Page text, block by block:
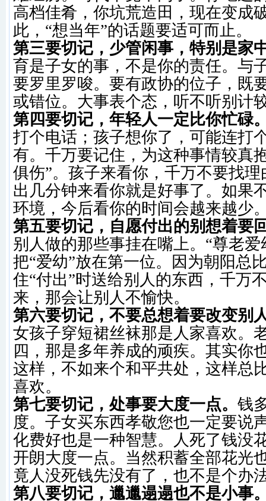
高档佳肴，你坑荒造田，现在变成
此，“想当年”的话题要适可而止。
第三要切记，少管闲事，特别是家
育是子女的事，不是你的责任。与
要罗里罗唆。要有政协的位子，既
或错位。大事表个态，听不听别计
第四要切记，年轻人一定比你忙碌
打个电话；孩子想你了，可能连打
有。千万要记住，为这种事情较真
俱伤”。孩子来看你，千万不要找
出几分钟来看你就是好事了。如果
环境，今后看你的时间会越来越少
第五要切记，自愿付出的别想着要
别人做的那些事挂在嘴上。“尊老爱
把“爱幼”放在第一位。因为朝阳总
住“付出”时送给别人的东西，千万
来，那会让别人不愉快。
第六要切记，不要总想着要改变别
女孩子穿短裙丝袜那是人家喜欢。
四，那是多年养成的顽疾。其实你
这样，不如来个和平共处，这样总
喜欢。
第七要切记，处事要大度一点。 钱
度。子女买东西孝敬您也一定要说
化费好也是一种智慧。人死了钱没
开朗大度一点。当然积蓄全部花光
竟人没死钱先没有了，也不是个办
第八要切记，邋邋遢遢也不是小事